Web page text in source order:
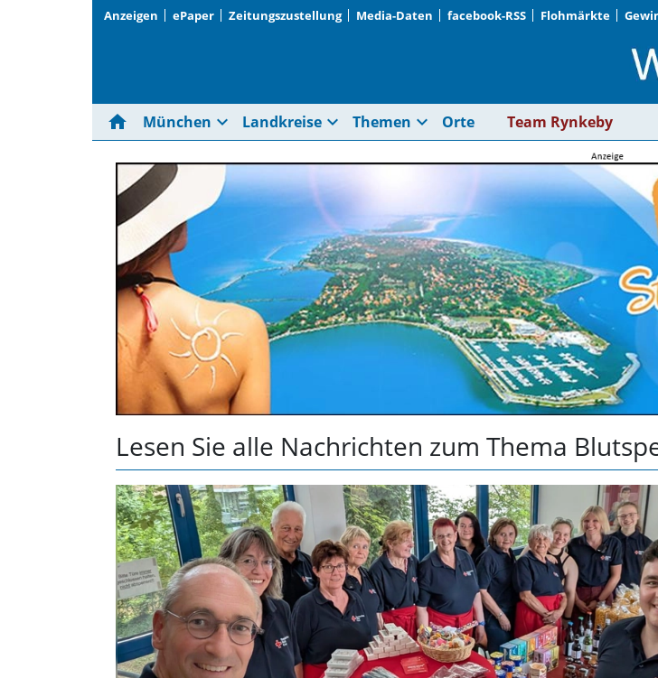
Anzeigen ePaper Zeitungszustellung Media-Daten facebook-RSS Flohmärkte
Blutspende
home München expand_more Landkreise expand_more Themen expand_more Orte Team Rynkeby
Lesen Sie alle Nachrichten zum Thema